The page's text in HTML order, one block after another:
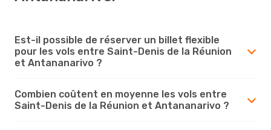
Est-il possible de réserver un billet flexible
pour les vols entre Saint-Denis de la Réunion
et Antananarivo ?
Combien coûtent en moyenne les vols entre
Saint-Denis de la Réunion et Antananarivo ?